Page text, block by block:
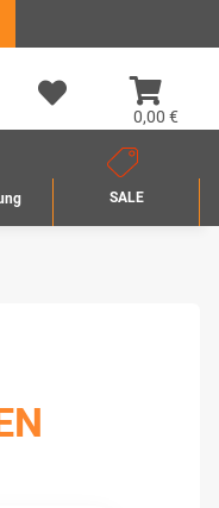
0,00 €
SALE